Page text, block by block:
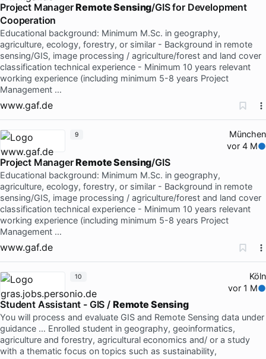
Project ManagerRemote Sensing/GIS for Development
Cooperation
Educational background: Minimum M.Sc. in geography,
agriculture, ecology, forestry, or similar - Background in remote
sensing/GIS, image processing / agriculture/forest and land cover
classification technical experience - Minimum 10 years relevant
working experience (including minimum 5-8 years Project
Management …
www.gaf.de
München
vor 4 M
Project ManagerRemote Sensing/GIS
Educational background: Minimum M.Sc. in geography,
agriculture, ecology, forestry, or similar - Background in remote
sensing/GIS, image processing / agriculture/forest and land cover
classification technical experience - Minimum 10 years relevant
working experience (including minimum 5-8 years Project
Management …
www.gaf.de
9
Köln
vor 1 M
Student Assistant - GIS / Remote Sensing
You will process and evaluate GIS and Remote Sensing data under
guidance … Enrolled student in geography, geoinformatics,
agriculture and forestry, agricultural economics and/ or a study
with a thematic focus on topics such as sustainability,
10